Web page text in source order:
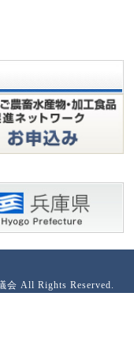
会 All Rights Reserved.